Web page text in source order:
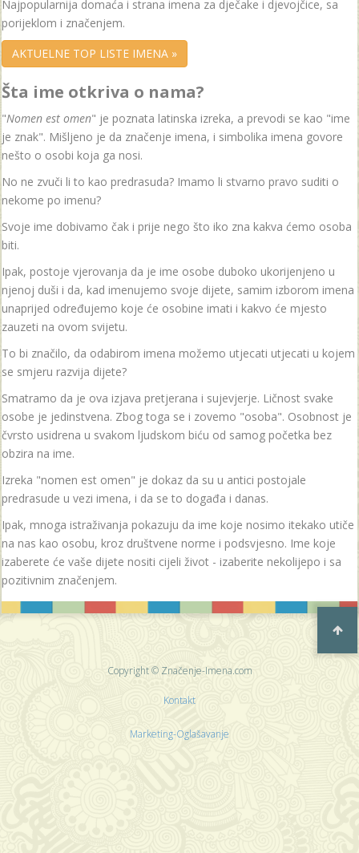
Najpopularnija domaća i strana imena za dječake i djevojčice, sa
porijeklom i značenjem.
AKTUELNE TOP LISTE IMENA »
Šta ime otkriva o nama?
"Nomen est omen" je poznata latinska izreka, a prevodi se kao "ime
je znak". Mišljeno je da značenje imena, i simbolika imena govore
nešto o osobi koja ga nosi.
No ne zvuči li to kao predrasuda? Imamo li stvarno pravo suditi o
nekome po imenu?
Svoje ime dobivamo čak i prije nego što iko zna kakva ćemo osoba
biti.
Ipak, postoje vjerovanja da je ime osobe duboko ukorijenjeno u
njenoj duši i da, kad imenujemo svoje dijete, samim izborom imena
unaprijed određujemo koje će osobine imati i kakvo će mjesto
zauzeti na ovom svijetu.
To bi značilo, da odabirom imena možemo utjecati utjecati u kojem
se smjeru razvija dijete?
Smatramo da je ova izjava pretjerana i sujevjerje. Ličnost svake
osobe je jedinstvena. Zbog toga se i zovemo "osoba". Osobnost je
čvrsto usidrena u svakom ljudskom biću od samog početka bez
obzira na ime.
Izreka "nomen est omen" je dokaz da su u antici postojale
predrasude u vezi imena, i da se to događa i danas.
Ipak, mnoga istraživanja pokazuju da ime koje nosimo itekako utiče
na nas kao osobu, kroz društvene norme i podsvjesno. Ime koje
izaberete će vaše dijete nositi cijeli život - izaberite nekolijepo i sa
pozitivnim značenjem.
Copyright © Značenje-Imena.com
Kontakt
Marketing-Oglašavanje